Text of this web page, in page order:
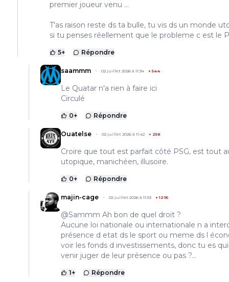
premier joueur venu ...
T'as raison reste ds ta bulle, tu vis ds un monde
si tu penses réellement que le probleme c est le
5+ Répondre
saammm 02 juillet 2026 à 11:34 +544
Le Quatar n'a rien à faire ici
Circulé
0+ Répondre
Ouatelse 02 juillet 2026 à 11:42 + 258
Croire que tout est parfait côté PSG, est tout
utopique, manichéen, illusoire.
0+ Répondre
majin-cage 02 juillet 2026 à 11:53 +1295
@Sammm Ah bon de quel droit ?
Aucune loi nationale ou internationale n a
présence d etat ds le sport ou meme ds l
voir les fonds d investissements, donc tu es
venir juger de leur présence ou pas ?...
1+ Répondre